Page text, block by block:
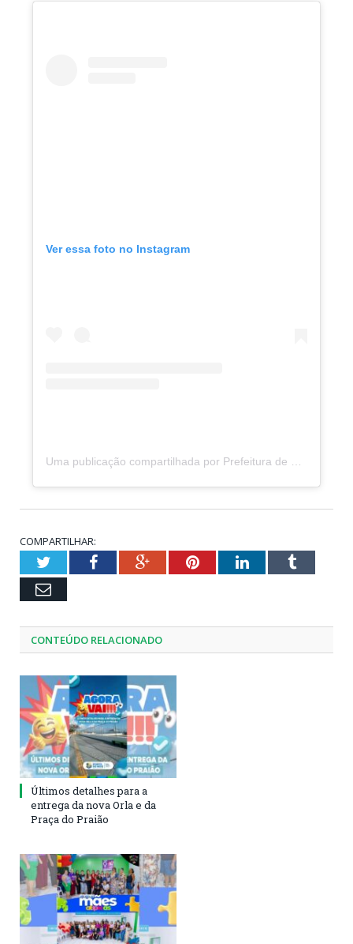
Ver essa foto no Instagram
COMPARTILHAR:
TwitterFacebookGoogle+PinterestLinkedInTumblr
Email
CONTEÚDO RELACIONADO
Últimos detalhes para a
entrega da nova Orla e da
Praça do Praião